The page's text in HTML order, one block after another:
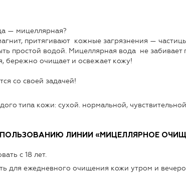
— мицеллярная?
притягивают кожные загрязнения —
простой водой. Мицеллярная вода не забивает
бережно очищает и освежает кожу!
со своей задачей!
типа кожи: сухой. нормальной,
ЛИНИИ «МИЦЕЛЛЯРНОЕ
с 18 лет.
для ежедневного очищения кожи утром и